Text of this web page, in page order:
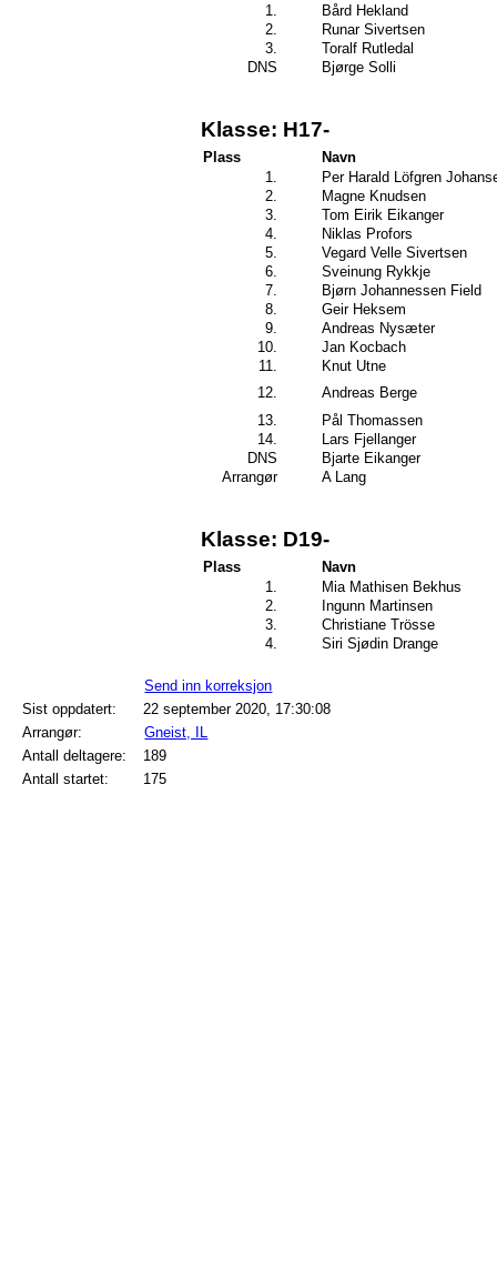
1.
Bård Hekland
2.
Runar Sivertsen
3.
Toralf Rutledal
DNS
Bjørge Solli
Klasse: H17-
Plass
Navn
1.
Per Harald Löfgren
2.
Magne Knudsen
3.
Tom Eirik Eikanger
4.
Niklas Profors
5.
Vegard Velle Sivertsen
6.
Sveinung Rykkje
7.
Bjørn Johannessen Field
8.
Geir Heksem
9.
Andreas Nysæter
10.
Jan Kocbach
11.
Knut Utne
12.
Andreas Berge
13.
Pål Thomassen
14.
Lars Fjellanger
DNS
Bjarte Eikanger
Arrangør
A Lang
Klasse: D19-
Plass
Navn
1.
Mia Mathisen Bekhus
2.
Ingunn Martinsen
3.
Christiane Trösse
4.
Siri Sjødin Drange
Send inn korreksjon
Sist oppdatert:
22 september 2020, 17:30:08
Arrangør:
Gneist, IL
Antall deltagere:
189
Antall startet:
175